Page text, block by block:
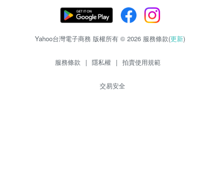
Yahoo台灣電子商務 版權所有 © 2026 服務條款(更新)
服務條款 | 隱私權 | 拍賣使用規範
交易安全